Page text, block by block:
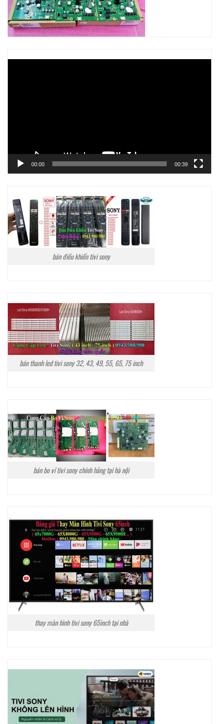
00:00 00:39
bán điều khiển tivi sony
bán thanh led tivi sony 32, 43, 49, 55, 65, 75 inch
bán bo vỉ tivi sony chính hãng tại hà nội
thay màn hình tivi sony 65inch tại nhà